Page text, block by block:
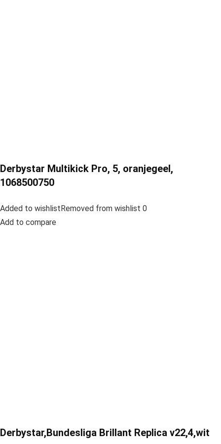
Derbystar Multikick Pro, 5, oranjegeel,
1068500750
Added to wishlistRemoved from wishlist 0
Add to compare
Derbystar,Bundesliga Brillant Replica v22,4,wit